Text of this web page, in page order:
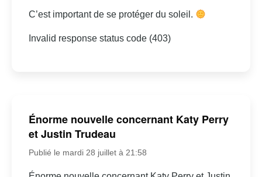
C’est important de se protéger du soleil.
Invalid response status code (403)
Énorme nouvelle concernant Katy Perry
et Justin Trudeau
Publié le mardi 28 juillet à 21:58